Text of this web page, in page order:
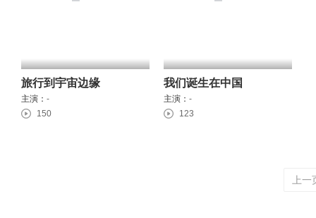
旅行到宇宙边缘
主演： -
150
我们诞生在中国
主演： -
123
上一